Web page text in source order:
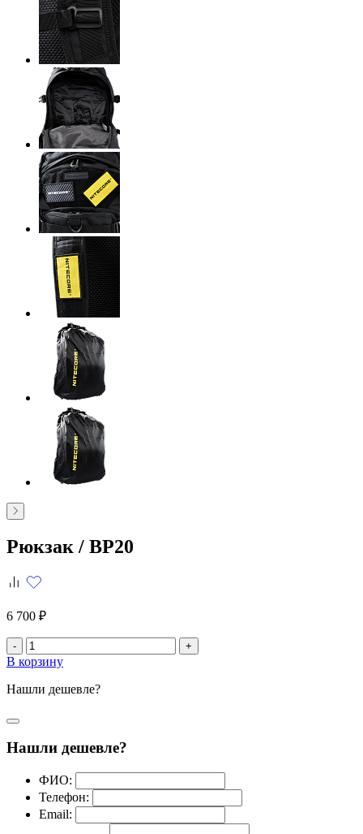
Рюкзак / BP20
6 700 ₽
- +
В корзину
Нашли дешевле?
Нашли дешевле?
ФИО:
Телефон:
Email: